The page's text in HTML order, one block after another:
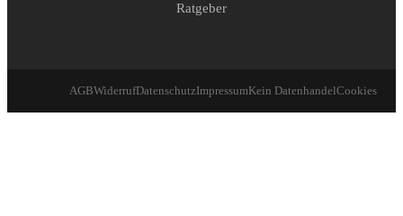
Ratgeber
AGBWiderrufDatenschutzImpressumKein DatenhandelCookies